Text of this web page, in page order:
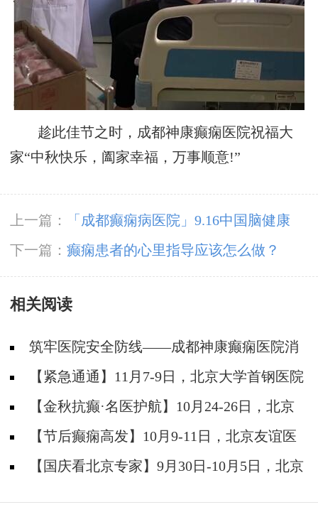
趁此佳节之时，成都神康癫痫医院祝福大
家“中秋快乐，阖家幸福，万事顺意!”
上一篇：
「成都癫痫病医院」9.16中国脑健康
日，关注脑部癫痫病，精准诊疗摆脱癫痫困扰
下一篇： 癫痫患者的心里指导应该怎么做？
相关阅读
筑牢医院安全防线——成都神康癫痫医院消
防安全培训纪实
【紧急通通】11月7-9日，北京大学首钢医院
神经内科胡颖教授亲临成都会诊，破解癫痫疑难
【金秋抗癫·名医护航】10月24-26日，北京
大学首钢医院神经内科主任高伟教授亲临成都会
诊，速约！
【节后癫痫高发】10月9-11日，北京友谊医
院陈葵博士免费会诊+治疗援助，破解癫痫难
【国庆看北京专家】9月30日-10月5日，北京